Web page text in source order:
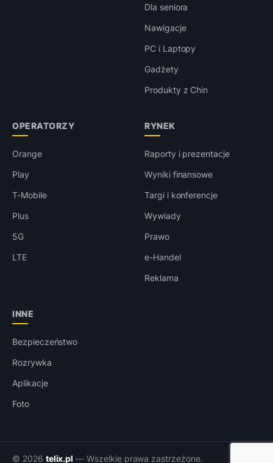
Dla seniora
Nawigacje
PC i Laptopy
Gadżety
Produkty z Chin
OPERATORZY
Orange
Play
T-Mobile
Plus
5G
LTE
RYNEK
Raporty i prezentacje
Wyniki finansowe
Targi i konferencje
Wywiady
Prawo
e-Handel
Reklama
INNE
Bezpieczeństwo
Rozrywka
Aplikacje
Foto
© 2026 telix.pl — Wszelkie prawa zastrzeżone.